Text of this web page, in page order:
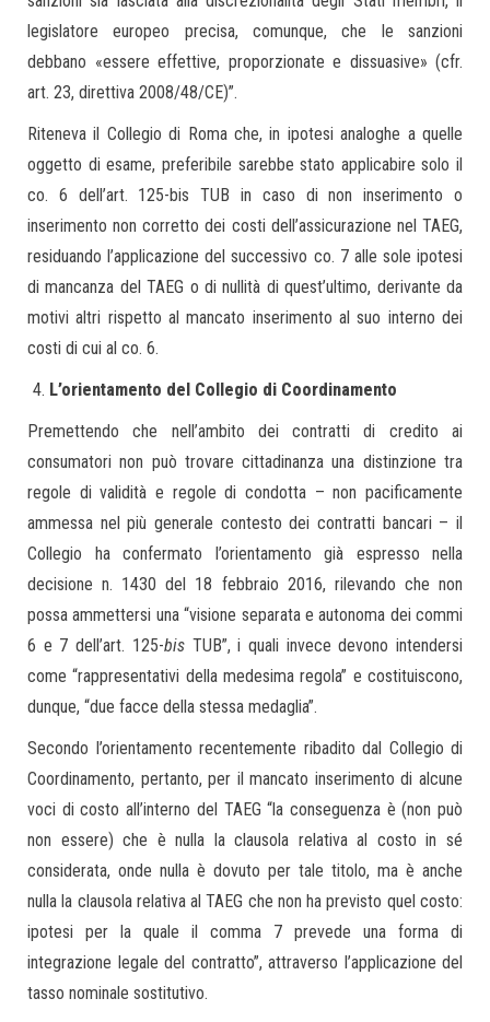
legislatore europeo precisa, comunque, che le sanzioni
debbano «essere effettive, proporzionate e dissuasive» (cfr.
art. 23, direttiva 2008/48/CE)”.
Riteneva il Collegio di Roma che, in ipotesi analoghe a quelle
oggetto di esame, preferibile sarebbe stato applicabire solo il
co. 6 dell’art. 125-bis TUB in caso di non inserimento o
inserimento non corretto dei costi dell’assicurazione nel TAEG,
residuando l’applicazione del successivo co. 7 alle sole ipotesi
di mancanza del TAEG o di nullità di quest’ultimo, derivante da
motivi altri rispetto al mancato inserimento al suo interno dei
costi di cui al co. 6.
L’orientamento del Collegio di Coordinamento
Premettendo che nell’ambito dei contratti di credito ai
consumatori non può trovare cittadinanza una distinzione tra
regole di validità e regole di condotta – non pacificamente
ammessa nel più generale contesto dei contratti bancari – il
Collegio ha confermato l’orientamento già espresso nella
decisione n. 1430 del 18 febbraio 2016, rilevando che non
possa ammettersi una “visione separata e autonoma dei commi
6 e 7 dell’art. 125-bisTUB”, i quali invece devono intendersi
come “rappresentativi della medesima regola” e costituiscono,
dunque, “due facce della stessa medaglia”.
Secondo l’orientamento recentemente ribadito dal Collegio di
Coordinamento, pertanto, per il mancato inserimento di alcune
voci di costo all’interno del TAEG “la conseguenza è (non può
non essere) che è nulla la clausola relativa al costo in sé
considerata, onde nulla è dovuto per tale titolo, ma è anche
nulla la clausola relativa al TAEG che non ha previsto quel costo:
ipotesi per la quale il comma 7 prevede una forma di
integrazione legale del contratto”, attraverso l’applicazione del
tasso nominale sostitutivo.